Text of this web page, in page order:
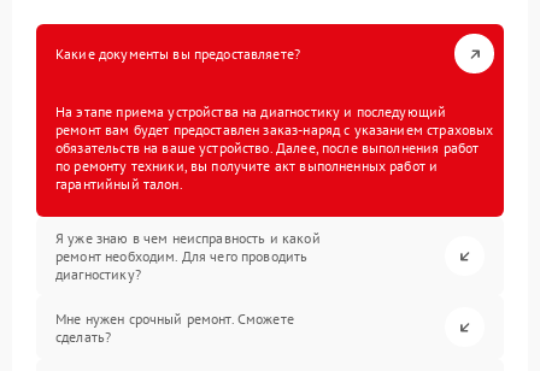
Какие документы вы предоставляете?
На этапе приема устройства на диагностику и последующий
ремонт вам будет предоставлен заказ-наряд с указанием страховых
обязательств на ваше устройство. Далее, после выполнения работ
по ремонту техники, вы получите акт выполненных работ и
гарантийный талон.
Я уже знаю в чем неисправность и какой
ремонт необходим. Для чего проводить
диагностику?
Мне нужен срочный ремонт. Сможете
сделать?